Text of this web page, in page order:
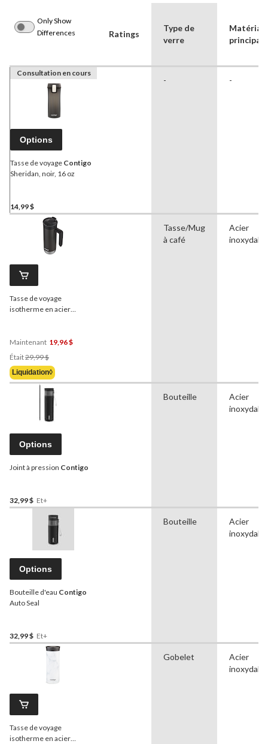
Only Show
Differences
Ratings
Type de
verre
Matériau
principal
Consultation en cours
Options
Tasse de voyage Contigo
Sheridan, noir, 16 oz
14,99 $
- -
Tasse de voyage
isotherme en acier
20 oz
Maintenant 19,96 $
Était29,99 $
Était
29,99 $
Liquidation◊
Tasse/Mug
à café
Acier
Options
Joint à pression Contigo
32,99 $ Et+
Bouteille
Acier
Options
Bouteille d'eau Contigo
Auto Seal
32,99 $ Et+
Bouteille
Acier
Tasse de voyage
isotherme en acier
Gobelet
Acier